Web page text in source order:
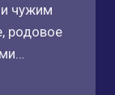
чужим
родовое